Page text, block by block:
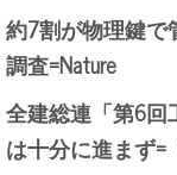
約7割が物理鍵
調査=Nature
全建総連「第6
は十分に進まず